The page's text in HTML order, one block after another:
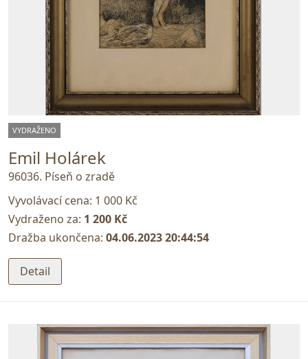
VYDRAŽENO
Emil Holárek
96036. Píseň o zradě
Vyvolávací cena: 1 000 Kč
Vydraženo za: 1 200 Kč
Dražba ukončena: 04.06.2023 20:44:54
Detail